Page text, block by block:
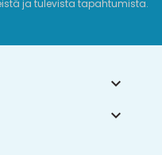
ja tulevista tapahtumista.

